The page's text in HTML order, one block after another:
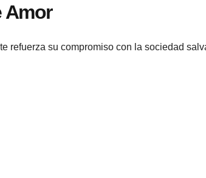
Amor
refuerza su compromiso con la sociedad